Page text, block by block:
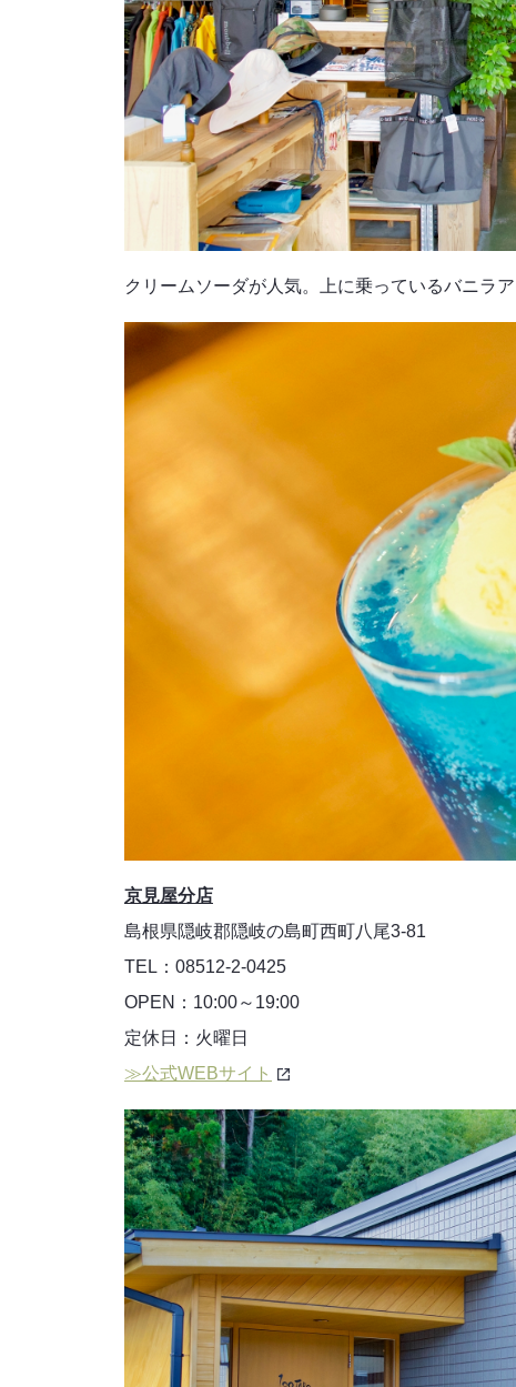
クリームソーダが人気。上に乗っているバニラ
京見屋分店
島根県隠岐郡隠岐の島町西町八尾3-81
TEL：08512-2-0425
OPEN：10:00～19:00
定休日：火曜日
≫公式WEBサイト